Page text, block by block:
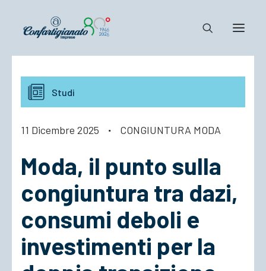
Notizie e Documenti
Confartigianato
Cosa Facciamo
Studi
11 Dicembre 2025 · CONGIUNTURA MODA
Moda, il punto sulla
congiuntura tra dazi,
consumi deboli e
investimenti per la